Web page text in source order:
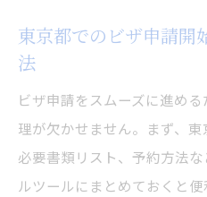
東京都でのビザ申請開
法
ビザ申請をスムーズに進め
理が欠かせません。まず、
必要書類リスト、予約方法
ルツールにまとめておくと便